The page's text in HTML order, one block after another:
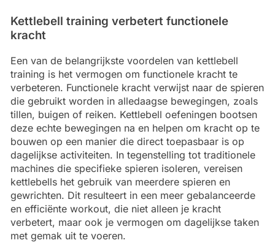
Kettlebell training verbetert functionele
kracht
Een van de belangrijkste voordelen van kettlebell
training is het vermogen om functionele kracht te
verbeteren. Functionele kracht verwijst naar de spieren
die gebruikt worden in alledaagse bewegingen, zoals
tillen, buigen of reiken. Kettlebell oefeningen bootsen
deze echte bewegingen na en helpen om kracht op te
bouwen op een manier die direct toepasbaar is op
dagelijkse activiteiten. In tegenstelling tot traditionele
machines die specifieke spieren isoleren, vereisen
kettlebells het gebruik van meerdere spieren en
gewrichten. Dit resulteert in een meer gebalanceerde
en efficiënte workout, die niet alleen je kracht
verbetert, maar ook je vermogen om dagelijkse taken
met gemak uit te voeren.